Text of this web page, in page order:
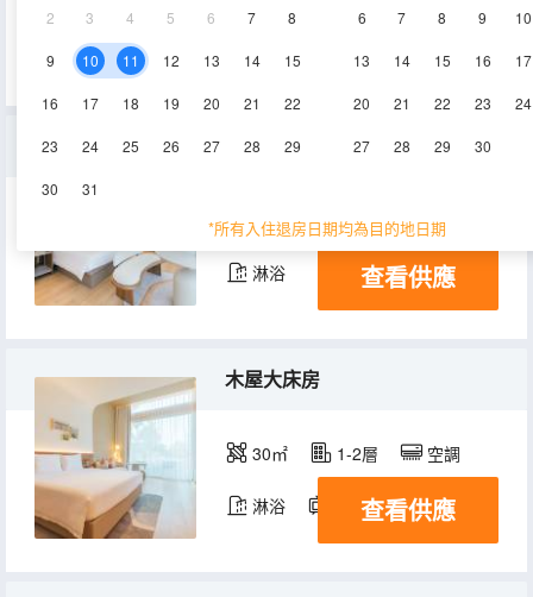
2 3 4 5 6 7 8
9 10 11 12 13 14 15
16 17 18 19 20 21 22
23 24 25 26 27 28 29
30 31
6 7 8 9 10
13 14 15 16 17
20 21 22 23 24
27 28 29 30
*所有入住退房日期均為目的地日期
蘑菇屋
30㎡ 1層 空調
淋浴 查看供應
木屋大床房
30㎡ 1-2層 空調
淋浴 電視機
查看供應